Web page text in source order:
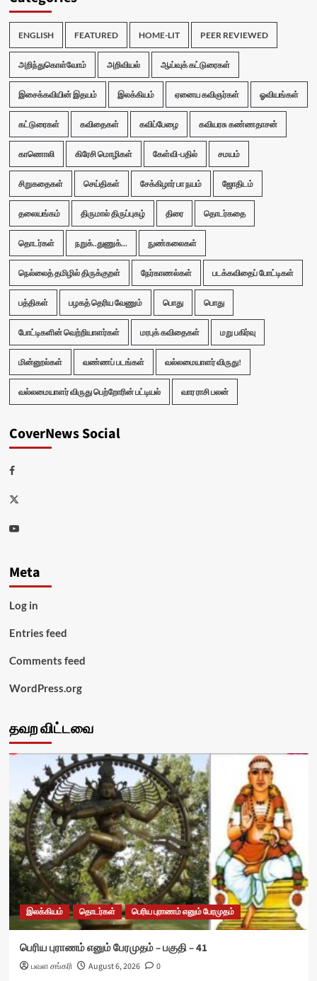
ENGLISH FEATURED HOME-LIT PEER REVIEWED
அறிந்துகொள்வோம் அறிவியல் ஆய்வுக் கட்டுரைகள்
இசைக்கவியின் இதயம் இலக்கியம் ஏனைய கவிஞர்கள் ஓவியங்கள்
கட்டுரைகள் கவிதைகள் கவிப்பேழை கவியரசு கண்ணதாசன்
காணொலி கிரேசி மொழிகள் கேள்வி-பதில் சமயம்
சிறுகதைகள் செய்திகள் சேக்கிழார் பா நயம் ஜோதிடம்
தலையங்கம் திருமால் திருப்புகழ் திரை தொடர்கதை
தொடர்கள் நறுக்..துணுக்... நுண்கலைகள்
நெல்லைத் தமிழில் திருக்குறள் நேர்காணல்கள் படக்கவிதைப் போட்டிகள்
பத்திகள் பழகத் தெரிய வேணும் பொது பொது
போட்டிகளின் வெற்றியாளர்கள் மரபுக் கவிதைகள் மறு பகிர்வு
மின்னூல்கள் வண்ணப் படங்கள் வல்லமையாளர் விருது!
வல்லமையாளர் விருது பெற்றோரின் பட்டியல் வார ராசி பலன்
CoverNews Social
Facebook
Twitter
Youtube
Meta
Log in
Entries feed
Comments feed
WordPress.org
தவற விட்டவை
இலக்கியம் தொடர்கள் பெரிய புராணம் எனும் பேரமுதம்
பெரிய புராணம் எனும் பேரமுதம் – பகுதி – 41
பவள சங்கரி August 6, 2026 0